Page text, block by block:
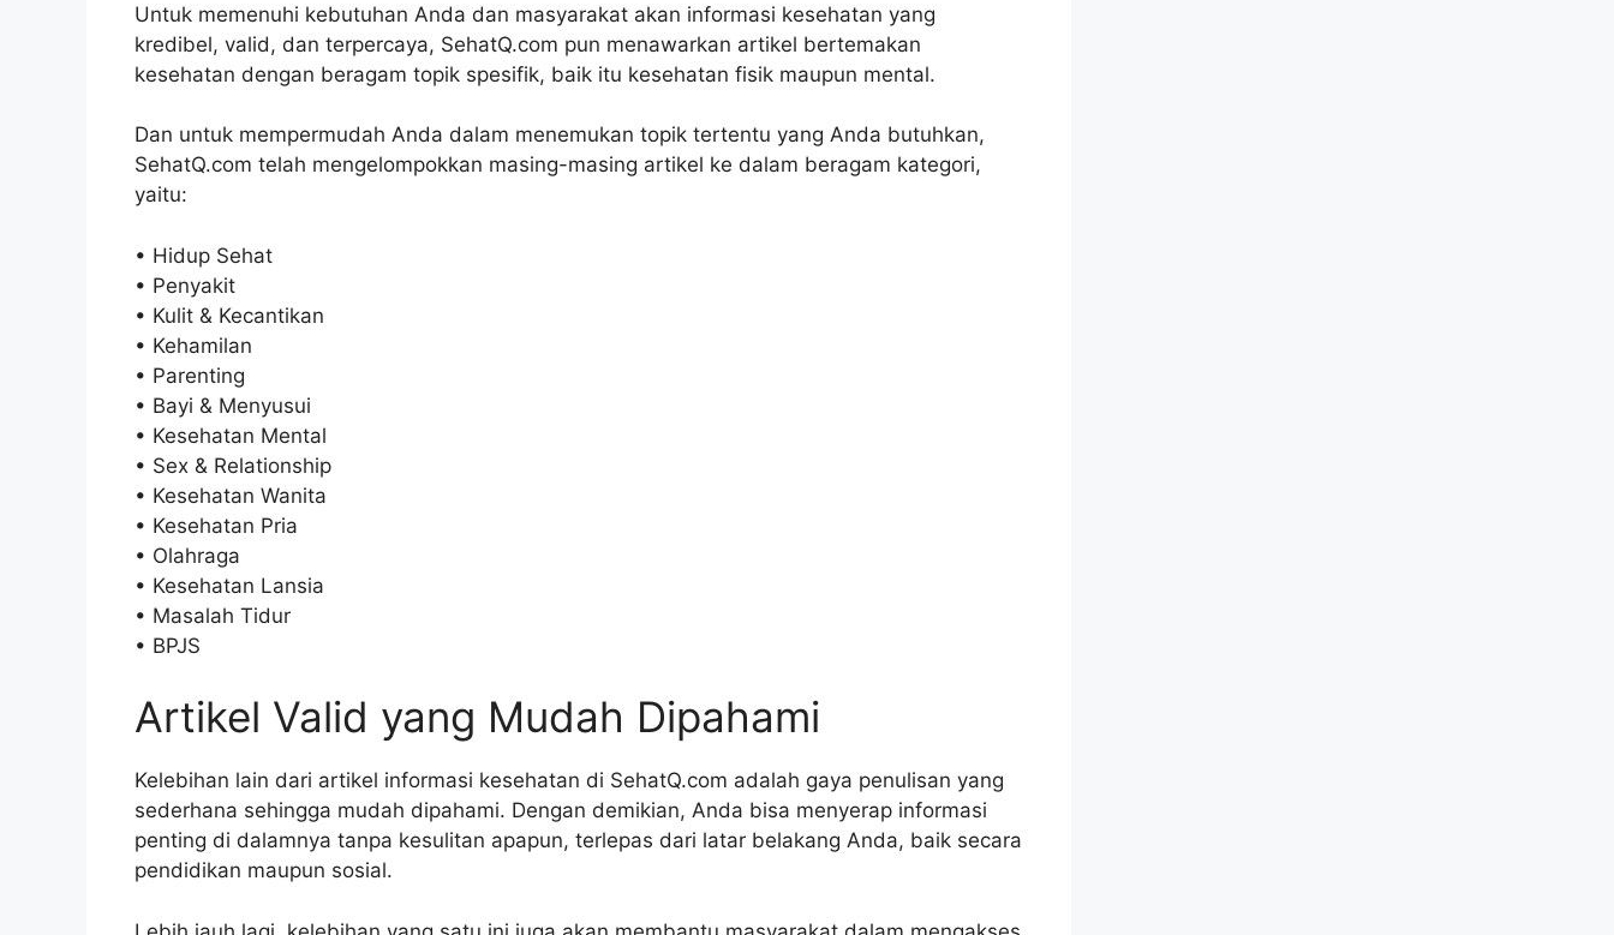
Untuk memenuhi kebutuhan Anda dan masyarakat akan informasi kesehatan yang
kredibel, valid, dan terpercaya, SehatQ.com pun menawarkan artikel bertemakan
kesehatan dengan beragam topik spesifik, baik itu kesehatan fisik maupun mental.
Dan untuk mempermudah Anda dalam menemukan topik tertentu yang Anda butuhkan,
SehatQ.com telah mengelompokkan masing-masing artikel ke dalam beragam kategori,
yaitu:
• Hidup Sehat
• Penyakit
• Kulit & Kecantikan
• Kehamilan
• Parenting
• Bayi & Menyusui
• Kesehatan Mental
• Sex & Relationship
• Kesehatan Wanita
• Kesehatan Pria
• Olahraga
• Kesehatan Lansia
• Masalah Tidur
• BPJS
Artikel Valid yang Mudah Dipahami
Kelebihan lain dari artikel informasi kesehatan di SehatQ.com adalah gaya penulisan yang
sederhana sehingga mudah dipahami. Dengan demikian, Anda bisa menyerap informasi
penting di dalamnya tanpa kesulitan apapun, terlepas dari latar belakang Anda, baik secara
pendidikan maupun sosial.